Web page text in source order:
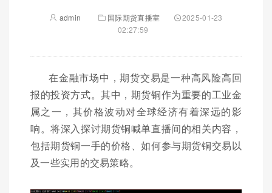
admin 国际期货直播室
2025-01-23
02:27:59
在金融市场中，期货交易是一种高风险高回
报的投资方式。其中，期货铜作为重要的工业金
属之一，其价格波动对全球经济有着深远的影
响。将深入探讨期货铜喊单直播间的相关内容，
包括期货铜一手的价格、如何参与期货铜交易以
及一些实用的交易策略。